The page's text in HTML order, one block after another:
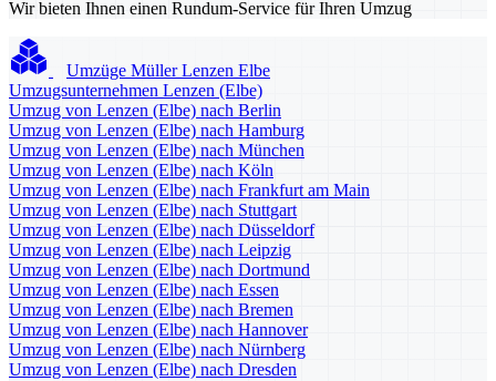
Wir bieten Ihnen einen Rundum-Service für Ihren Umzug
Umzüge Müller Lenzen Elbe
Umzugsunternehmen Lenzen (Elbe)
Umzug von Lenzen (Elbe) nach Berlin
Umzug von Lenzen (Elbe) nach Hamburg
Umzug von Lenzen (Elbe) nach München
Umzug von Lenzen (Elbe) nach Köln
Umzug von Lenzen (Elbe) nach Frankfurt am Main
Umzug von Lenzen (Elbe) nach Stuttgart
Umzug von Lenzen (Elbe) nach Düsseldorf
Umzug von Lenzen (Elbe) nach Leipzig
Umzug von Lenzen (Elbe) nach Dortmund
Umzug von Lenzen (Elbe) nach Essen
Umzug von Lenzen (Elbe) nach Bremen
Umzug von Lenzen (Elbe) nach Hannover
Umzug von Lenzen (Elbe) nach Nürnberg
Umzug von Lenzen (Elbe) nach Dresden